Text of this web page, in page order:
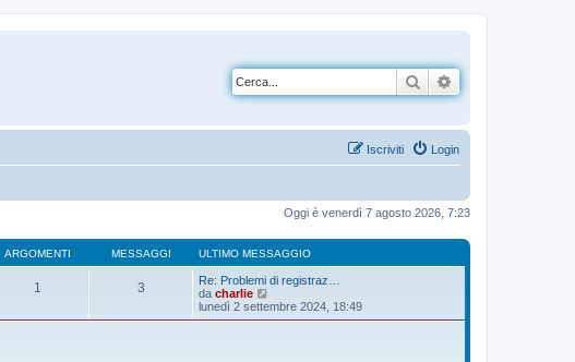
Cerca
Login
Iscriviti
Oggi è venerdì 7 agosto 2026, 7:23
ARGOMENTI MESSAGGI ULTIMO MESSAGGIO
1 3
Re: Problemi di registraz…
da charlie
e
d
lunedì 2 settembre 2024, 18:49